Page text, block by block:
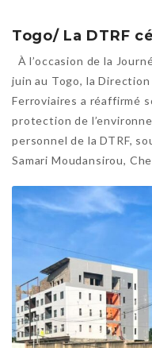
À l’occasion de la
juin au Togo, la
Ferroviaires a réaffirmé
protection de
personnel de la DTRF,
Samari Moudansirou,